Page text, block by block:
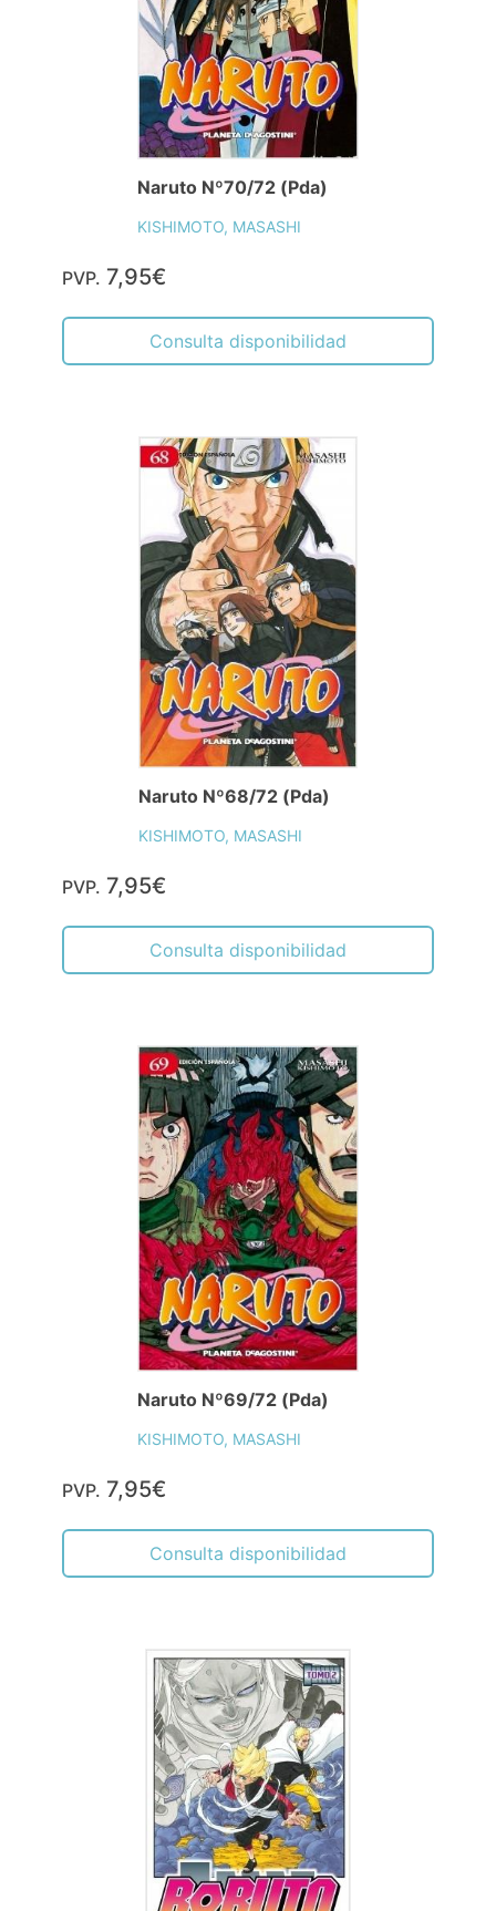
Naruto Nº70/72 (Pda)
KISHIMOTO, MASASHI
PVP. 7,95€
Consulta disponibilidad
Naruto Nº68/72 (Pda)
KISHIMOTO, MASASHI
PVP. 7,95€
Consulta disponibilidad
Naruto Nº69/72 (Pda)
KISHIMOTO, MASASHI
PVP. 7,95€
Consulta disponibilidad